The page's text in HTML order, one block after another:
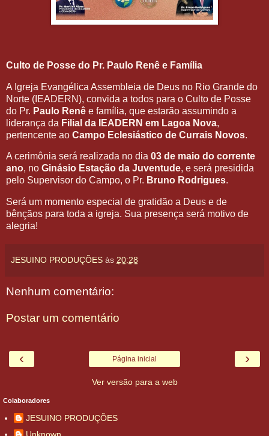
Culto de Posse do Pr. Paulo Renê e Família
A Igreja Evangélica Assembleia de Deus no Rio Grande do
Norte (IEADERN), convida a todos para o Culto de Posse
do Pr. Paulo Renê e família, que estarão assumindo a
liderança da Filial da IEADERN em Lagoa Nova,
pertencente ao Campo Eclesiástico de Currais Novos.
A cerimônia será realizada no dia 03 de maio do corrente
ano, no Ginásio Estação da Juventude, e será presidida
pelo Supervisor do Campo, o Pr. Bruno Rodrigues.
Será um momento especial de gratidão a Deus e de
bênçãos para toda a igreja. Sua presença será motivo de
alegria!
JESUINO PRODUÇÕES às 20:28
Nenhum comentário:
Postar um comentário
‹ ›
Página inicial
Ver versão para a web
Colaboradores
JESUINO PRODUÇÕES